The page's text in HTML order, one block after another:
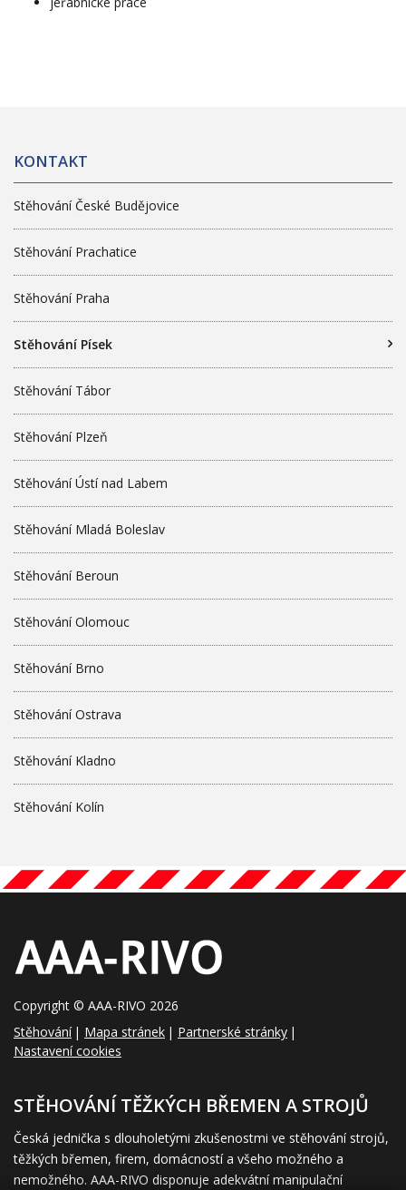
KONTAKT
Stěhování České Budějovice
Stěhování Prachatice
Stěhování Praha
Stěhování Písek
Stěhování Tábor
Stěhování Plzeň
Stěhování Ústí nad Labem
Stěhování Mladá Boleslav
Stěhování Beroun
Stěhování Olomouc
Stěhování Brno
Stěhování Ostrava
Stěhování Kladno
Stěhování Kolín
Copyright © AAA-RIVO 2026
Stěhování
Mapa stránek
Partnerské stránky
Nastavení cookies
STĚHOVÁNÍ TĚŽKÝCH BŘEMEN A STROJŮ
Česká jednička s dlouholetými zkušenostmi ve stěhování strojů,
těžkých břemen, firem, domácností a všeho možného a
nemožného. AAA-RIVO disponuje adekvátní manipulační